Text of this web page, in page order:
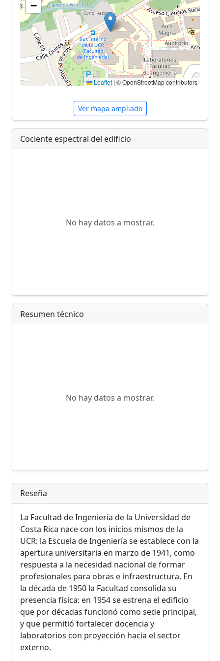
−
Leaflet | © OpenStreetMap contributors
Ver mapa ampliado
Cociente espectral del edificio
No hay datos a mostrar.
Resumen técnico
No hay datos a mostrar.
Reseña
La Facultad de Ingeniería de la Universidad de
Costa Rica nace con los inicios mismos de la
UCR: la Escuela de Ingeniería se establece con la
apertura universitaria en marzo de 1941, como
respuesta a la necesidad nacional de formar
profesionales para obras e infraestructura. En
la década de 1950 la Facultad consolida su
presencia física: en 1954 se estrena el edificio
que por décadas funcionó como sede principal,
y que permitió fortalecer docencia y
laboratorios con proyección hacia el sector
externo.